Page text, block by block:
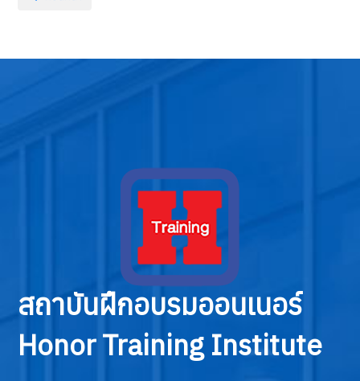
สถาบันฝึกอบรมออนเนอร์
Honor Training Institute